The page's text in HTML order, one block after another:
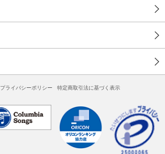
プライバシーポリシー 特定商取引法に基づく表示